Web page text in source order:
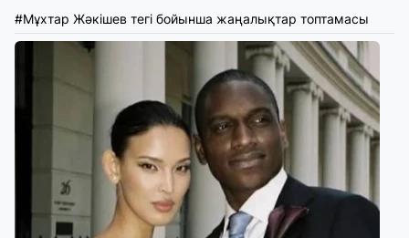
#Мұхтар Жәкішев тегі бойынша жаңалықтар топтамасы